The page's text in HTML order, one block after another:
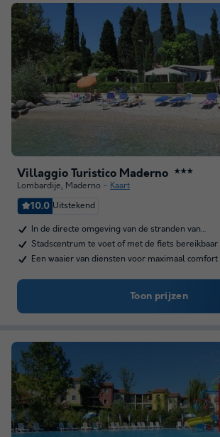
Villaggio Turistico Maderno ★★★
Lombardije, Maderno Kaart
10.0 Uitstekend
In de directe omgeving van de stranden van…
Stadscentrum te voet of met de fiets bereikbaar
Een waaier van diensten voor maximaal comfort
Toon prijzen